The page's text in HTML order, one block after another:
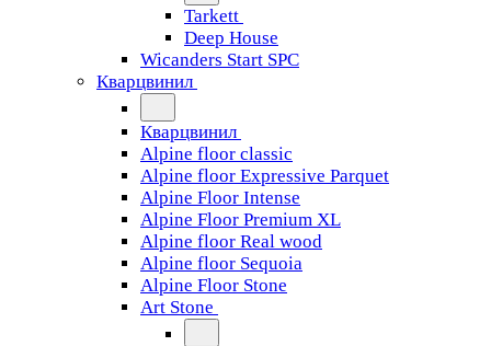
Tarkett
Deep House
Wicanders Start SPC
Кварцвинил
Кварцвинил
Alpine floor classic
Alpine floor Expressive Parquet
Alpine Floor Intense
Alpine Floor Premium XL
Alpine floor Real wood
Alpine floor Sequoia
Alpine Floor Stone
Art Stone